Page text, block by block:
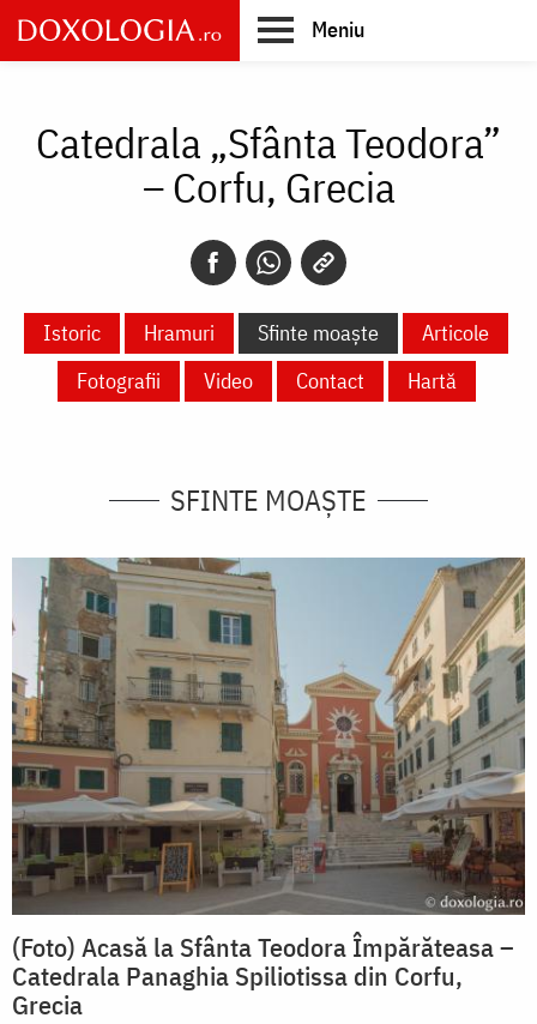
Skip
to
main
Meniu
Catedrala „Sfânta Teodora”
– Corfu, Grecia
Istoric Hramuri Sfinte moaște
Articole
Fotografii
Video Contact Hartă
SFINTE MOAȘTE
(Foto) Acasă la Sfânta Teodora Împărăteasa –
Catedrala Panaghia Spiliotissa din Corfu,
Grecia